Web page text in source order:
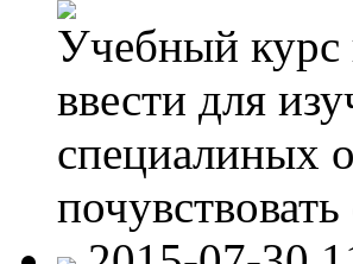
Учебный курс
ввести для
специалиных